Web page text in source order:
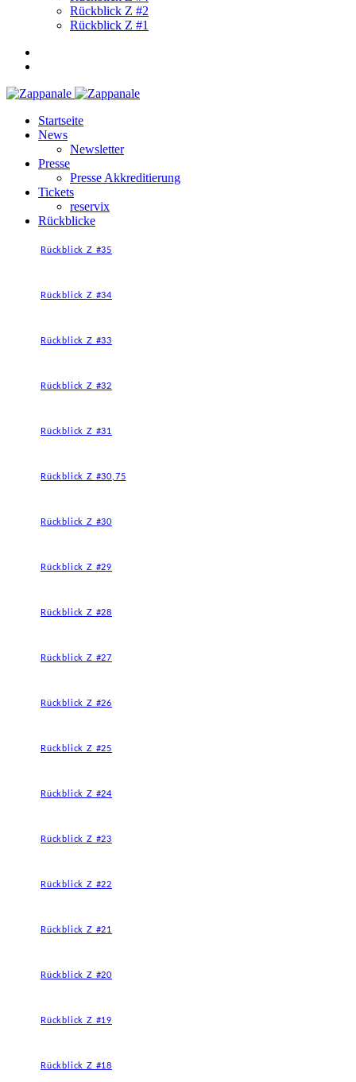
Rückblick Z #2
Rückblick Z #1
Startseite
News
Newsletter
Presse
Presse Akkreditierung
Tickets
reservix
Rückblicke
Rückblick Z #35
Rückblick Z #34
Rückblick Z #33
Rückblick Z #32
Rückblick Z #31
Rückblick Z #30,75
Rückblick Z #30
Rückblick Z #29
Rückblick Z #28
Rückblick Z #27
Rückblick Z #26
Rückblick Z #25
Rückblick Z #24
Rückblick Z #23
Rückblick Z #22
Rückblick Z #21
Rückblick Z #20
Rückblick Z #19
Rückblick Z #18